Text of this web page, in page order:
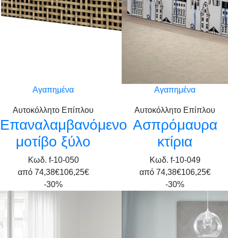
Αγαπημένα
Αυτοκόλλητο Επίπλου
Επαναλαμβανόμενο
μοτίβο ξύλο
Κωδ. f-10-050
από 74,38€106,25€
Αγαπημένα
Αυτοκόλλητο Επίπλου
Ασπρόμαυρα
κτίρια
Κωδ. f-10-049
από 74,38€106,25€
-30%
-30%